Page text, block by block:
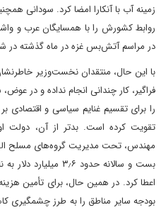
زمینه آب با آنکارا امضا کرد. سودانی
روابط کشورش را با همسایگان عرب و
در مراسم آتش‌بس غزه در ماه گذشته در
با این حال، منتقدان نخست‌وزیر
فراگیر، کار چندانی انجام نداده و در
را برای تقسیم غنایم سیاسی و
تقویت کرده است. بدتر از آن،
مهندس، تحت مدیریت گروه‌های مسلح
بست و سالانه حدود
اعطا کرد. در همین حال، برای تأمین
بودجه سایر مناطق را به طرز چشمگیری